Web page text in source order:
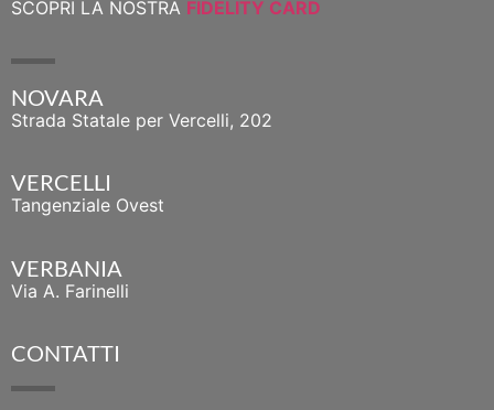
SCOPRI LA NOSTRA FIDELITY CARD
NOVARA
Strada Statale per Vercelli, 202
VERCELLI
Tangenziale Ovest
VERBANIA
Via A. Farinelli
CONTATTI